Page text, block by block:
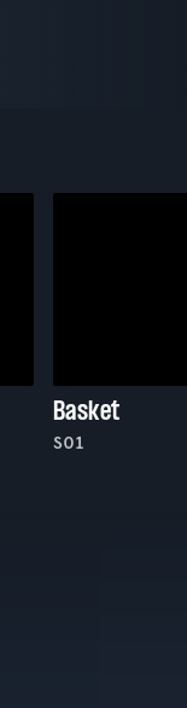
Basket
S01